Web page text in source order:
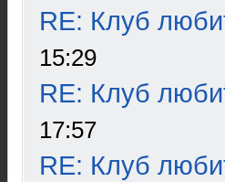
RE: Клуб
15:29
RE: Клуб
17:57
RE: Клуб